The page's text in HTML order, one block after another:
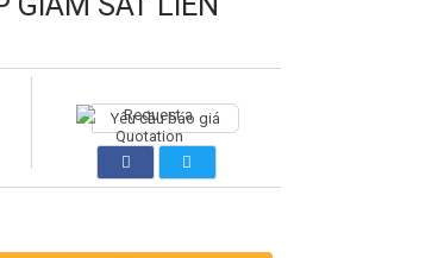
Yêu cầu báo giá